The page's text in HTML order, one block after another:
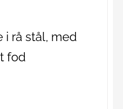
i rå stål, med
fod